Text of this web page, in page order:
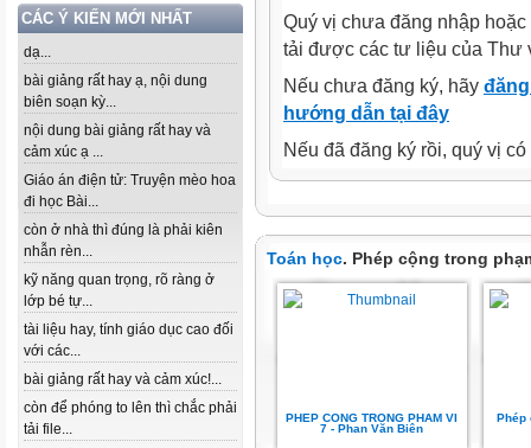
CÁC Ý KIẾN MỚI NHẤT
dạ...
bài giảng rất hay ạ, nội dung
biên soạn kỳ...
nội dung bài giảng rất hay và
cảm xúc ạ ...
Giáo án điện tử: Truyện mèo hoa
đi học Bài...
còn ở nhà thì đúng là phải kiên
nhẫn rèn...
kỹ năng quan trọng, rõ ràng ở
lớp bé tự...
tài liệu hay, tính giáo dục cao đối
với các...
bài giảng rất hay và cảm xúc!...
còn để phóng to lên thì chắc phải
tải file...
Quý vị chưa đăng nhập
tải được các tư liệu của Thư
Nếu chưa đăng ký, hãy
hướng dẫn tại đây
Nếu đã đăng ký rồi, quý vị
Toán học. Phép cộng trong
PHEP CONG TRONG PHAM VI
7 - Phan Văn Biên
Phép